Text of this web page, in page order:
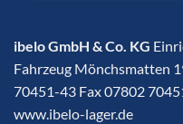
ibelo GmbH & Co. KG
Fahrzeug Mönchsmatten
70451-43 Fax 07802
www.ibelo-lager.de